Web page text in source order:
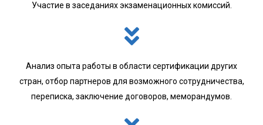
Участие в заседаниях экзаменационных комиссий.
Анализ опыта работы в области сертификации других
стран, отбор партнеров для возможного сотрудничества,
переписка, заключение договоров, меморандумов.